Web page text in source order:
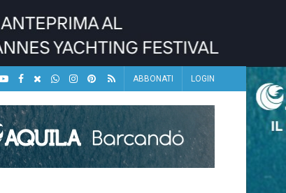
ABBONATI LOGIN